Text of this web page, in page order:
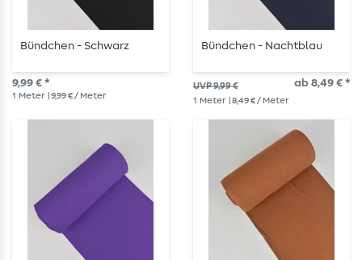
Bündchen - Schwarz
9,99 € *
1 Meter | 9,99 € / Meter
Bündchen - Nachtblau
UVP 9,99 € ab 8,49 € *
1 Meter | 8,49 € / Meter